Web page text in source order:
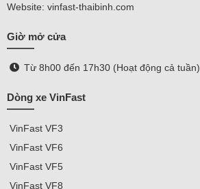
Website: vinfast-thaibinh.com
Giờ mở cửa
Từ 8h00 đến 17h30 (Hoạt động cả tuần)
Dòng xe VinFast
VinFast VF3
VinFast VF6
VinFast VF5
VinFast VF8